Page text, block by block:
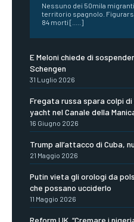
Nessuno dei 50mila
territorio spagnolo.
84 morti [.....]
E Meloni chiede di
Schengen
31 Luglio 2026
Fregata russa spara colpi
yacht nel Canale della
16 Giugno 2026
Trump all’attacco di Cuba,
21 Maggio 2026
Putin vieta gli orologi da
che possano ucciderlo
11 Maggio 2026
Reform UK. “Cremare i